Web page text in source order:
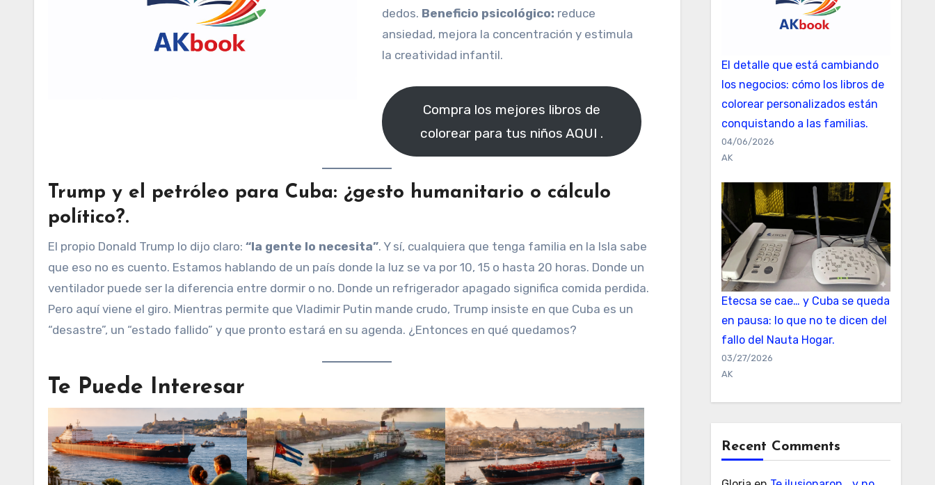
dedos. Beneficio psicológico: reduce
ansiedad, mejora la concentración y estimula
la creatividad infantil.
Compra los mejores libros de
colorear para tus niños AQUI .
Trump y el petróleo para Cuba: ¿gesto humanitario o cálculo
político?.
El propio Donald Trump lo dijo claro: “la gente lo necesita”. Y sí, cualquiera que tenga familia en la Isla sabe
que eso no es cuento. Estamos hablando de un país donde la luz se va por 10, 15 o hasta 20 horas. Donde un
ventilador puede ser la diferencia entre dormir o no. Donde un refrigerador apagado significa comida perdida.
Pero aquí viene el giro. Mientras permite que Vladimir Putin mande crudo, Trump insiste en que Cuba es un
“desastre”, un “estado fallido” y que pronto estará en su agenda. ¿Entonces en qué quedamos?
Te Puede Interesar
El detalle que está cambiando
los negocios: cómo los libros de
colorear personalizados están
conquistando a las familias.
04/06/2026
AK
Etecsa se cae… y Cuba se queda
en pausa: lo que no te dicen del
fallo del Nauta Hogar.
03/27/2026
AK
Recent Comments